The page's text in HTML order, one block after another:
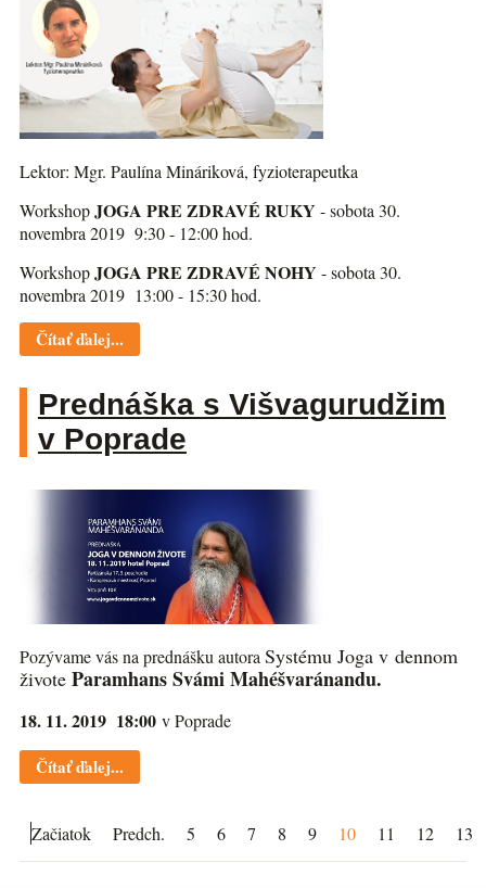
Lektor: Mgr. Paulína Mináriková, fyzioterapeutka
WorkshopJOGA PRE ZDRAVÉ RUKY - sobota 30.
novembra 2019 9:30 - 12:00 hod.
WorkshopJOGA PRE ZDRAVÉ NOHY - sobota 30.
novembra 2019 13:00 - 15:30 hod.
Čítať ďalej...
Prednáška s Višvagurudžim
v Poprade
Pozývame vás na prednášku autora Systému Joga v dennom
živote Paramhans Svámi Mahéšvaránandu.
18. 11. 2019 18:00 v Poprade
Čítať ďalej...
Začiatok Predch. 5 6 7 8 9 10 11 12 13